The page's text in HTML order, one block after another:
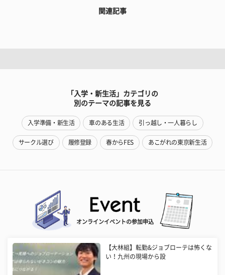
関連記事
「入学・新生活」カテゴリの
別のテーマの記事を見る
入学準備・新生活 車のある生活 引っ越し・一人暮らし
サークル選び 履修登録 春からFES あこがれの東京新生活
オンラインイベントの参加申込
【大林組】転勤&ジョブローテは怖くな
い！九州の現場から設